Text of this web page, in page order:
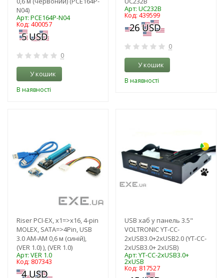
N04)
Арт: PCE164P-N04
Код: 400057
0
У кошик
В наявності
Арт: UC232B
Код: 439599
0
У кошик
В наявності
Riser PCI-EX, x1=>x16, 4-pin
MOLEX, SATA=>4Pin, USB
3.0 AM-AM 0,6 м (синій),
(VER 1.0) ), (VER 1.0)
Арт: VER 1.0
Код: 807343
USB хаб у панель 3.5"
VOLTRONIC YT-CC-
2xUSB3.0+2xUSB2.0 (YT-CC-
2xUSB3.0+ 2xUSB)
Арт: YT-CC-2xUSB3.0+
2xUSB
Код: 817527